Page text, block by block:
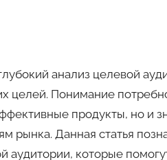
анализ целевой
целей. Понимание
продукты, но и
рынка. Данная статья
которые